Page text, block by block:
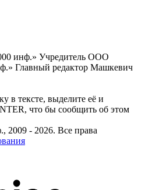
инф.» Учредитель ООО
Главный редактор Машкевич
в тексте, выделите её и
что бы сообщить об этом
2009 - 2026. Все права